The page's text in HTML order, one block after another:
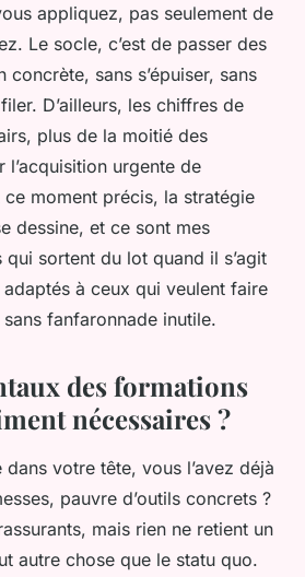
appliquez, pas seulement de
Le socle, c’est de passer des
concrète, sans s’épuiser, sans
D’ailleurs, les chiffres de
plus de la moitié des
l’acquisition urgente de
moment précis, la stratégie
dessine, et ce sont mes
sortent du lot quand il s’agit
à ceux qui veulent faire
fanfaronnade inutile.
des formations
nécessaires ?
dans votre tête, vous l’avez déjà
pauvre d’outils concrets ?
mais rien ne retient un
autre chose que le statu quo.